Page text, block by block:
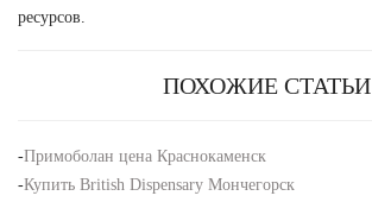
ресурсов.
ПОХОЖИЕ СТАТЬИ
-Примоболан цена Краснокаменск
-Купить British Dispensary Мончегорск